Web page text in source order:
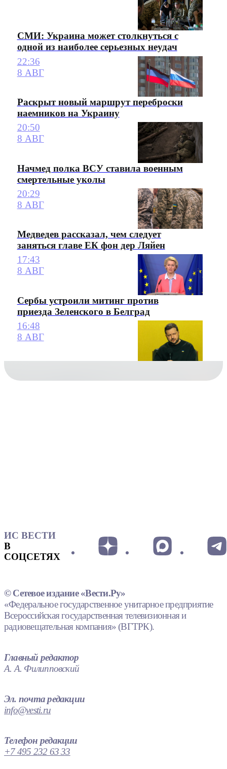
СМИ: Украина может столкнуться с
одной из наиболее серьезных неудач
22:36
8 АВГ
Раскрыт новый маршрут переброски
наемников на Украину
20:50
8 АВГ
Начмед полка ВСУ ставила военным
смертельные уколы
20:29
8 АВГ
Медведев рассказал, чем следует
заняться главе ЕК фон дер Ляйен
17:43
8 АВГ
Сербы устроили митинг против
приезда Зеленского в Белград
16:48
8 АВГ
ИС ВЕСТИ
В
СОЦСЕТЯХ
© Сетевое издание «Вести.Ру»
«Федеральное государственное унитарное предприятие
Всероссийская государственная телевизионная и
радиовещательная компания» (ВГТРК).
Главный редактор
А. А. Филипповский
Эл. почта редакции
info@vesti.ru
Телефон редакции
+7 495 232 63 33